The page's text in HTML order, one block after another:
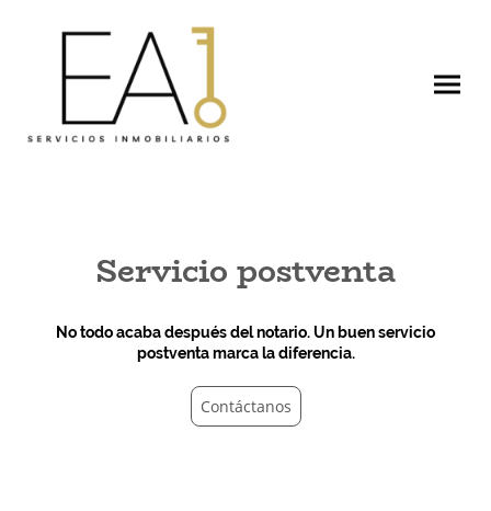
Servicio postventa
No todo acaba después del notario. Un buen servicio
postventa marca la diferencia.
Contáctanos